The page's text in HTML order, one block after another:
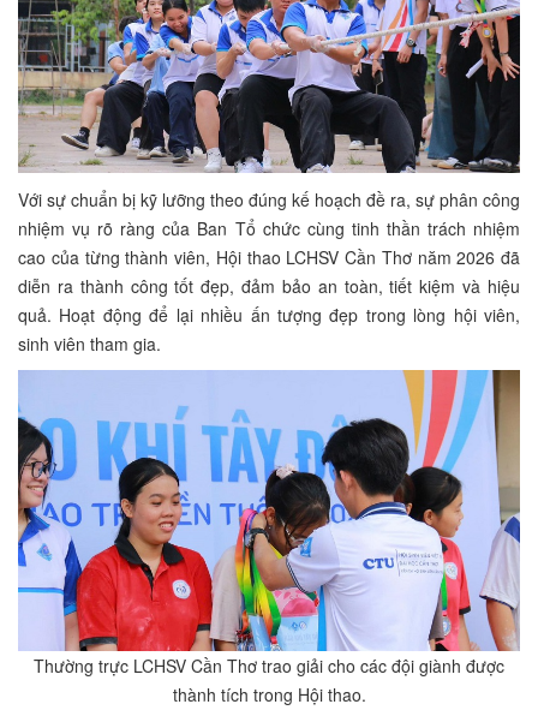
Với sự chuẩn bị kỹ lưỡng theo đúng kế hoạch đề ra, sự phân công
nhiệm vụ rõ ràng của Ban Tổ chức cùng tinh thần trách nhiệm
cao của từng thành viên, Hội thao LCHSV Cần Thơ năm 2026 đã
diễn ra thành công tốt đẹp, đảm bảo an toàn, tiết kiệm và hiệu
quả. Hoạt động để lại nhiều ấn tượng đẹp trong lòng hội viên,
sinh viên tham gia.
Thường trực LCHSV Cần Thơ trao giải cho các đội giành được
thành tích trong Hội thao.